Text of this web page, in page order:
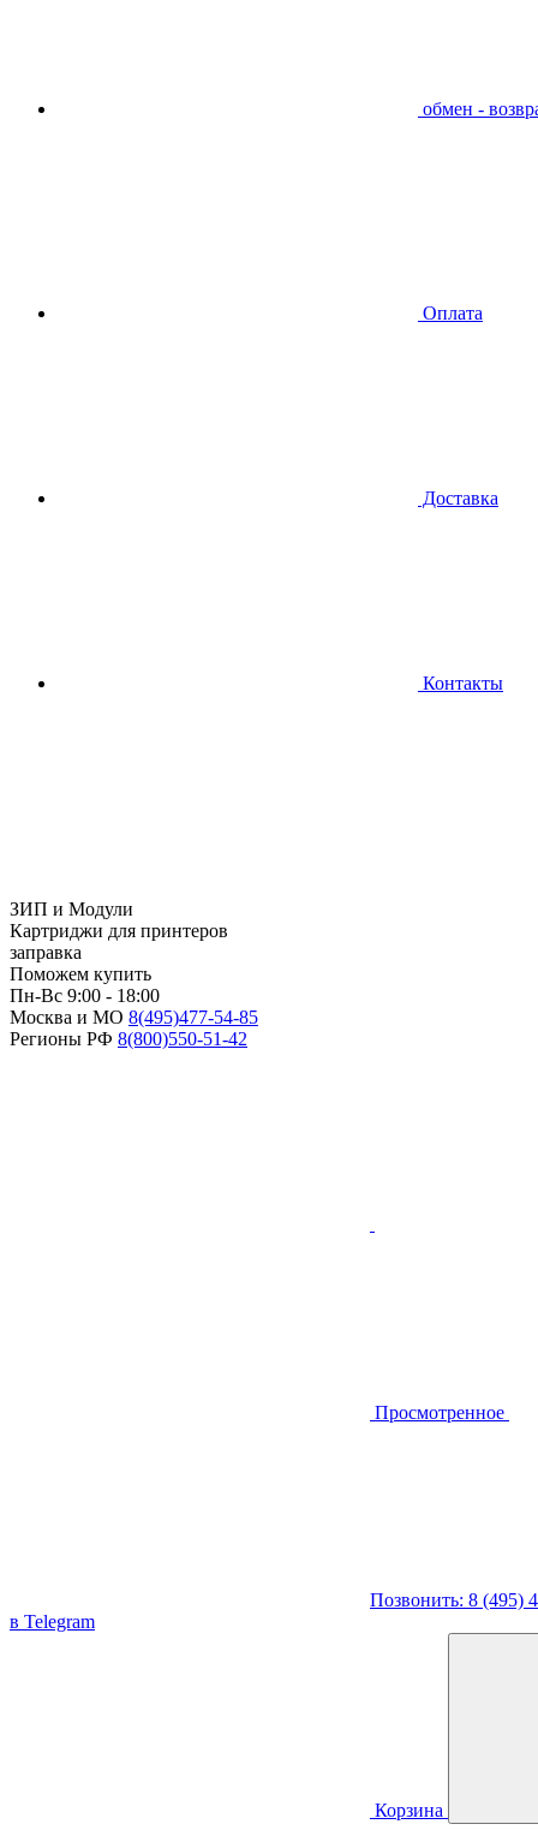
обмен -
Оплата
Доставка
Контакты
ЗИП и Модули
Картриджи для принтеров
заправка
Поможем купить
Пн-Вс 9:00 - 18:00
Москва и МО 8(495)477-54-85
Регионы РФ 8(800)550-51-42
Просмотренное
Позвонить: 8 (495)
в Telegram
Корзина